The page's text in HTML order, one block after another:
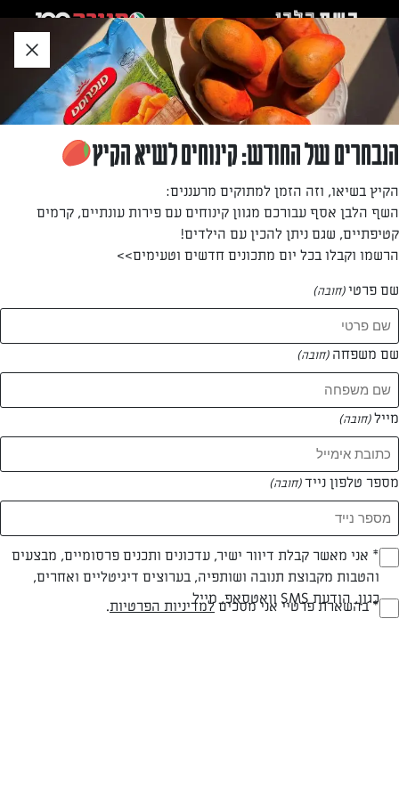
לאזור
תוכן
תחתון
חזרה לעמוד הבית
בר מרדכי
—
המתכונים של
0 מתכונים
המאמרים של בר מרדכי
הנבחרים של החודש: קינוחים לשיא הקיץ
הקיץ בשיאו, וזה הזמן למתוקים מרעננים:
השף הלבן אסף עבורכם מגוון קינוחים עם פירות עונתיים, קרמים
קטיפתיים, שגם ניתן להכין עם הילדים!
הרשמו וקבלו בכל יום מתכונים חדשים וטעימים>>
שם פרטי(חובה)
שם משפחה (חובה)
מייל(חובה)
מספר טלפון נייד(חובה)
Opt_In
(חובה)
* אני מאשר קבלת דיוור ישיר, עדכונים ותכנים פרסומיים, מבצעים
והטבות מקבוצת תנובה ושותפיה, בערוצים דיגיטליים ואחרים,
כגון, הודעת SMS וואטסאפ, מייל
RegulationsApproved
* בהשארת פרטיי אני מסכיםלמדיניות הפרטיות.